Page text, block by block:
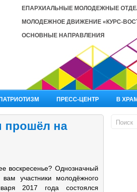
ЕПАРХИАЛЬНЫЕ МОЛОДЕЖНЫЕ
МОЛОДЕЖНОЕ ДВИЖЕНИЕ «КУРС-
ОСНОВНЫЕ НАПРАВЛЕНИЯ
ПРЕСС-ЦЕНТР В
прошёл на
воскресенье? Однозначный
участники молодёжного
2017 года состоялся